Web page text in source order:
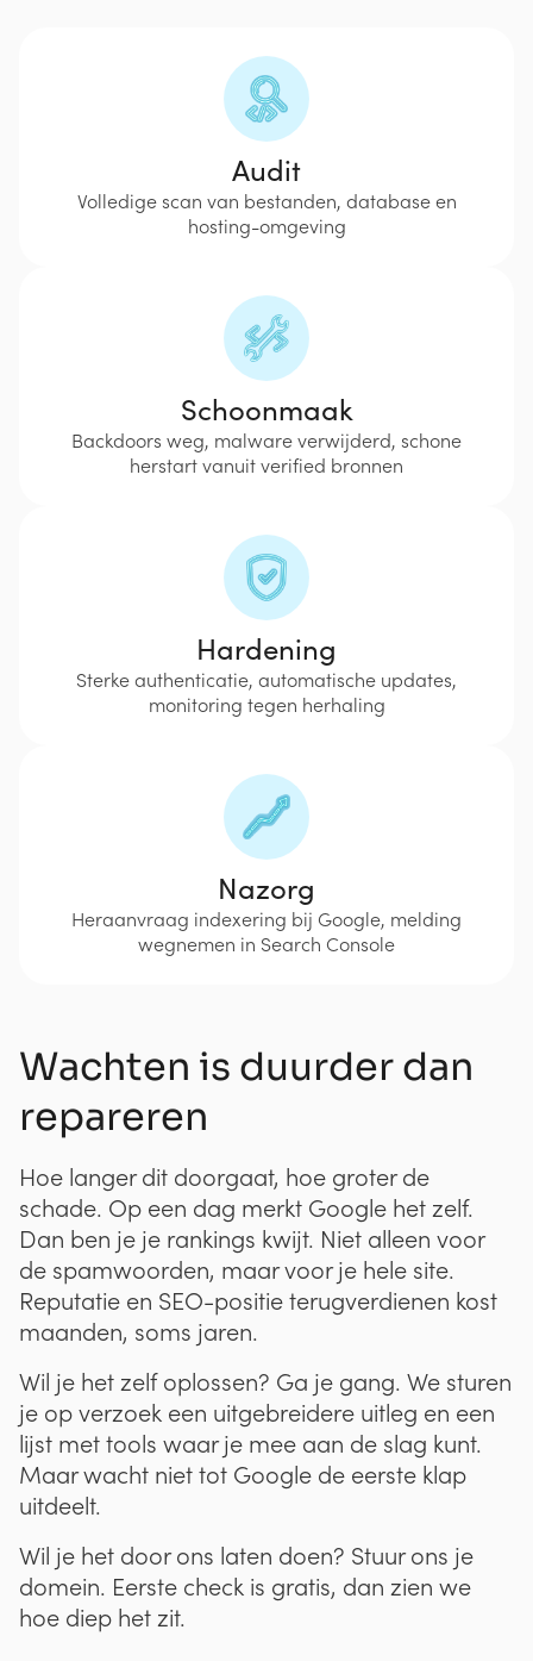
Audit
Volledige scan van bestanden, database en
hosting-omgeving
Schoonmaak
Backdoors weg, malware verwijderd, schone
herstart vanuit verified bronnen
Hardening
Sterke authenticatie, automatische updates,
monitoring tegen herhaling
Nazorg
Heraanvraag indexering bij Google, melding
wegnemen in Search Console
Wachten is duurder dan
repareren
Hoe langer dit doorgaat, hoe groter de
schade. Op een dag merkt Google het zelf.
Dan ben je je rankings kwijt. Niet alleen voor
de spamwoorden, maar voor je hele site.
Reputatie en SEO-positie terugverdienen kost
maanden, soms jaren.
Wil je het zelf oplossen? Ga je gang. We sturen
je op verzoek een uitgebreidere uitleg en een
lijst met tools waar je mee aan de slag kunt.
Maar wacht niet tot Google de eerste klap
uitdeelt.
Wil je het door ons laten doen? Stuur ons je
domein. Eerste check is gratis, dan zien we
hoe diep het zit.